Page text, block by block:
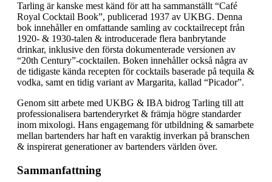
Tarling är kanske mest känd för att ha sammanställt “Café
Royal Cocktail Book”, publicerad 1937 av UKBG. Denna
bok innehåller en omfattande samling av cocktailrecept från
1920- & 1930-talen & introducerade flera banbrytande
drinkar, inklusive den första dokumenterade versionen av
“20th Century”-cocktailen. Boken innehåller också några av
de tidigaste kända recepten för cocktails baserade på tequila &
vodka, samt en tidig variant av Margarita, kallad “Picador”.
Genom sitt arbete med UKBG & IBA bidrog Tarling till att
professionalisera bartenderyrket & främja högre standarder
inom mixologi. Hans engagemang för utbildning & samarbete
mellan bartenders har haft en varaktig inverkan på branschen
& inspirerat generationer av bartenders världen över.
Sammanfattning